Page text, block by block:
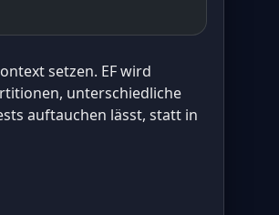
setzen. EF wird
unterschiedliche
auftauchen lässt, statt in